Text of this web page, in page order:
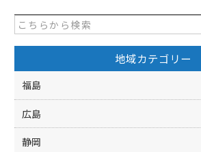
地域カテゴリー
福島
広島
静岡